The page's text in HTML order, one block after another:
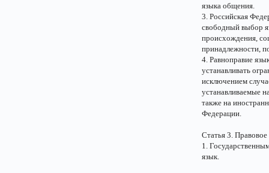
языка общения.
3. Российская
свободный выбор
происхождения,
принадлежности,
4. Равноправие
устанавливать
исключением
устанавливаемые
также на
Федерации.
Статья 3.
1.
язык.